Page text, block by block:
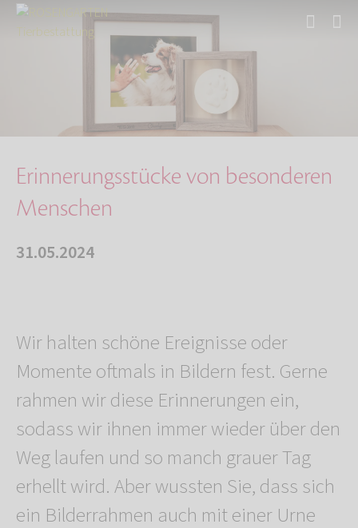
Aktuelles
Erinnerungsstücke von besonderen Menschen
Erinnerungsstücke von besonderen
Menschen
31.05.2024
Wir halten schöne Ereignisse oder
Momente oftmals in Bildern fest. Gerne
rahmen wir diese Erinnerungen ein,
sodass wir ihnen immer wieder über den
Weg laufen und so manch grauer Tag
erhellt wird. Aber wussten Sie, dass sich
ein Bilderrahmen auch mit einer Urne